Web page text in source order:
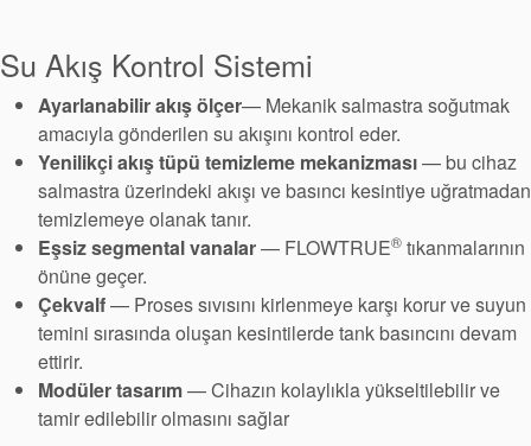
Seal Destek
Sistemi
Su Akış Kontrol Sistemi
Ayarlanabilir akış ölçer— Mekanik salmastra soğutmak
amacıyla gönderilen su akışını kontrol eder.
Yenilikçi akış tüpü temizleme mekanizması— bu cihaz
salmastra üzerindeki akışı ve basıncı kesintiye uğratmadan
temizlemeye olanak tanır.
Eşsiz segmental vanalar— FLOWTRUE® tıkanmalarının
önüne geçer.
Çekvalf— Proses sıvısını kirlenmeye karşı korur ve suyun
temini sırasında oluşan kesintilerde tank basıncını devam
ettirir.
Modüler tasarım— Cihazın kolaylıkla yükseltilebilir ve
tamir edilebilir olmasını sağlar